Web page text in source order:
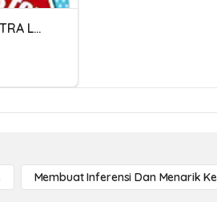
SOCIALS TEMA 1: LA NOSTRA LOCALITAT
Membuat Inferensi Dan Menarik